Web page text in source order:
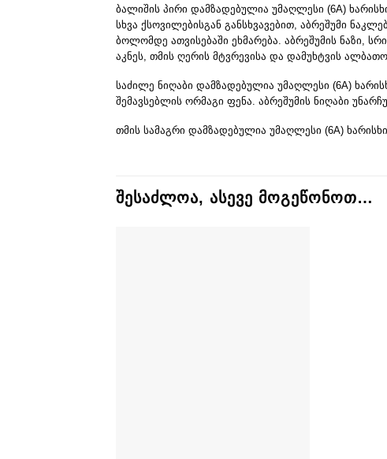
ბალიშის პირი დამზადებულია უმაღლესი (6A)
სხვა ქსოვილებისგან განსხვავებით, აბრეშუმი
ბოლომდე ათვისებაში ეხმარება. აბრეშუმის ნაზი,
აკნეს, თმის ღერის მტვრევისა და დამუხტვის
საძილე ნიღაბი დამზადებულია უმაღლესი (6A)
შემავსებლის ორმაგი ფენა. აბრეშუმის ნიღაბი
თმის სამაგრი დამზადებულია უმაღლესი (6A)
ᲨᲔᲡᲐᲫᲚᲝᲐ, ᲐᲡᲔᲕᲔ ᲛᲝᲒᲔᲬᲝᲜᲝᲗ…